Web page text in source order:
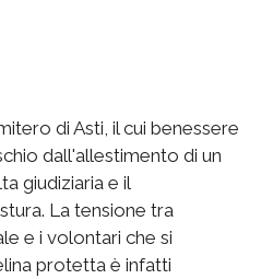
di Asti, il cui benessere
dall'allestimento di un
giudiziaria e il
La tensione tra
e i volontari che si
protetta è infatti